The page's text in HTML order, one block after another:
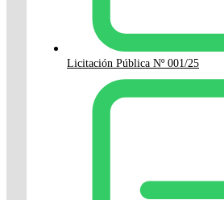
Licitación Pública Nº 001/25